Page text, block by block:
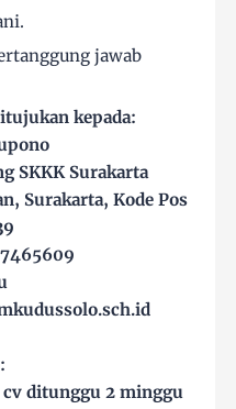
jawab
kepada:
SKKK Surakarta
Surakarta, Kode Pos
ditunggu 2 minggu